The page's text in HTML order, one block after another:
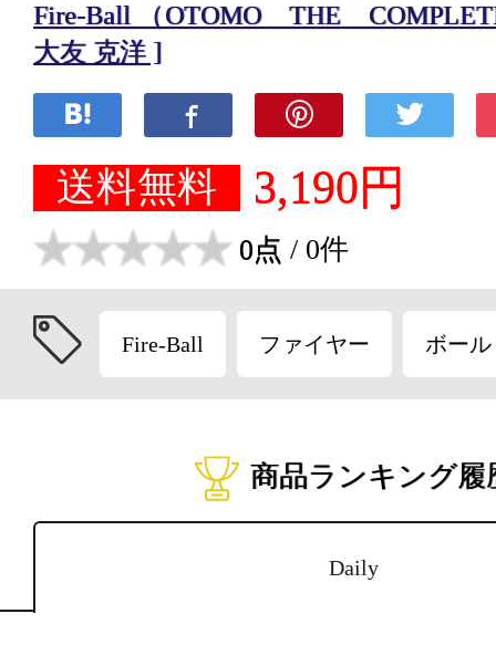
Fire-Ball （OTOMO THE
大友 克洋 ]
送料無料 3,190円
0点 / 0件
Fire-Ball ファイヤー ボール
商品ランキング履
Daily